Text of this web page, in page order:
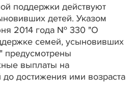
поддержки действуют
детей. Указом
2014 года № 330 "О
семей, усыновивших
предусмотрены
выплаты на
достижения ими возраста